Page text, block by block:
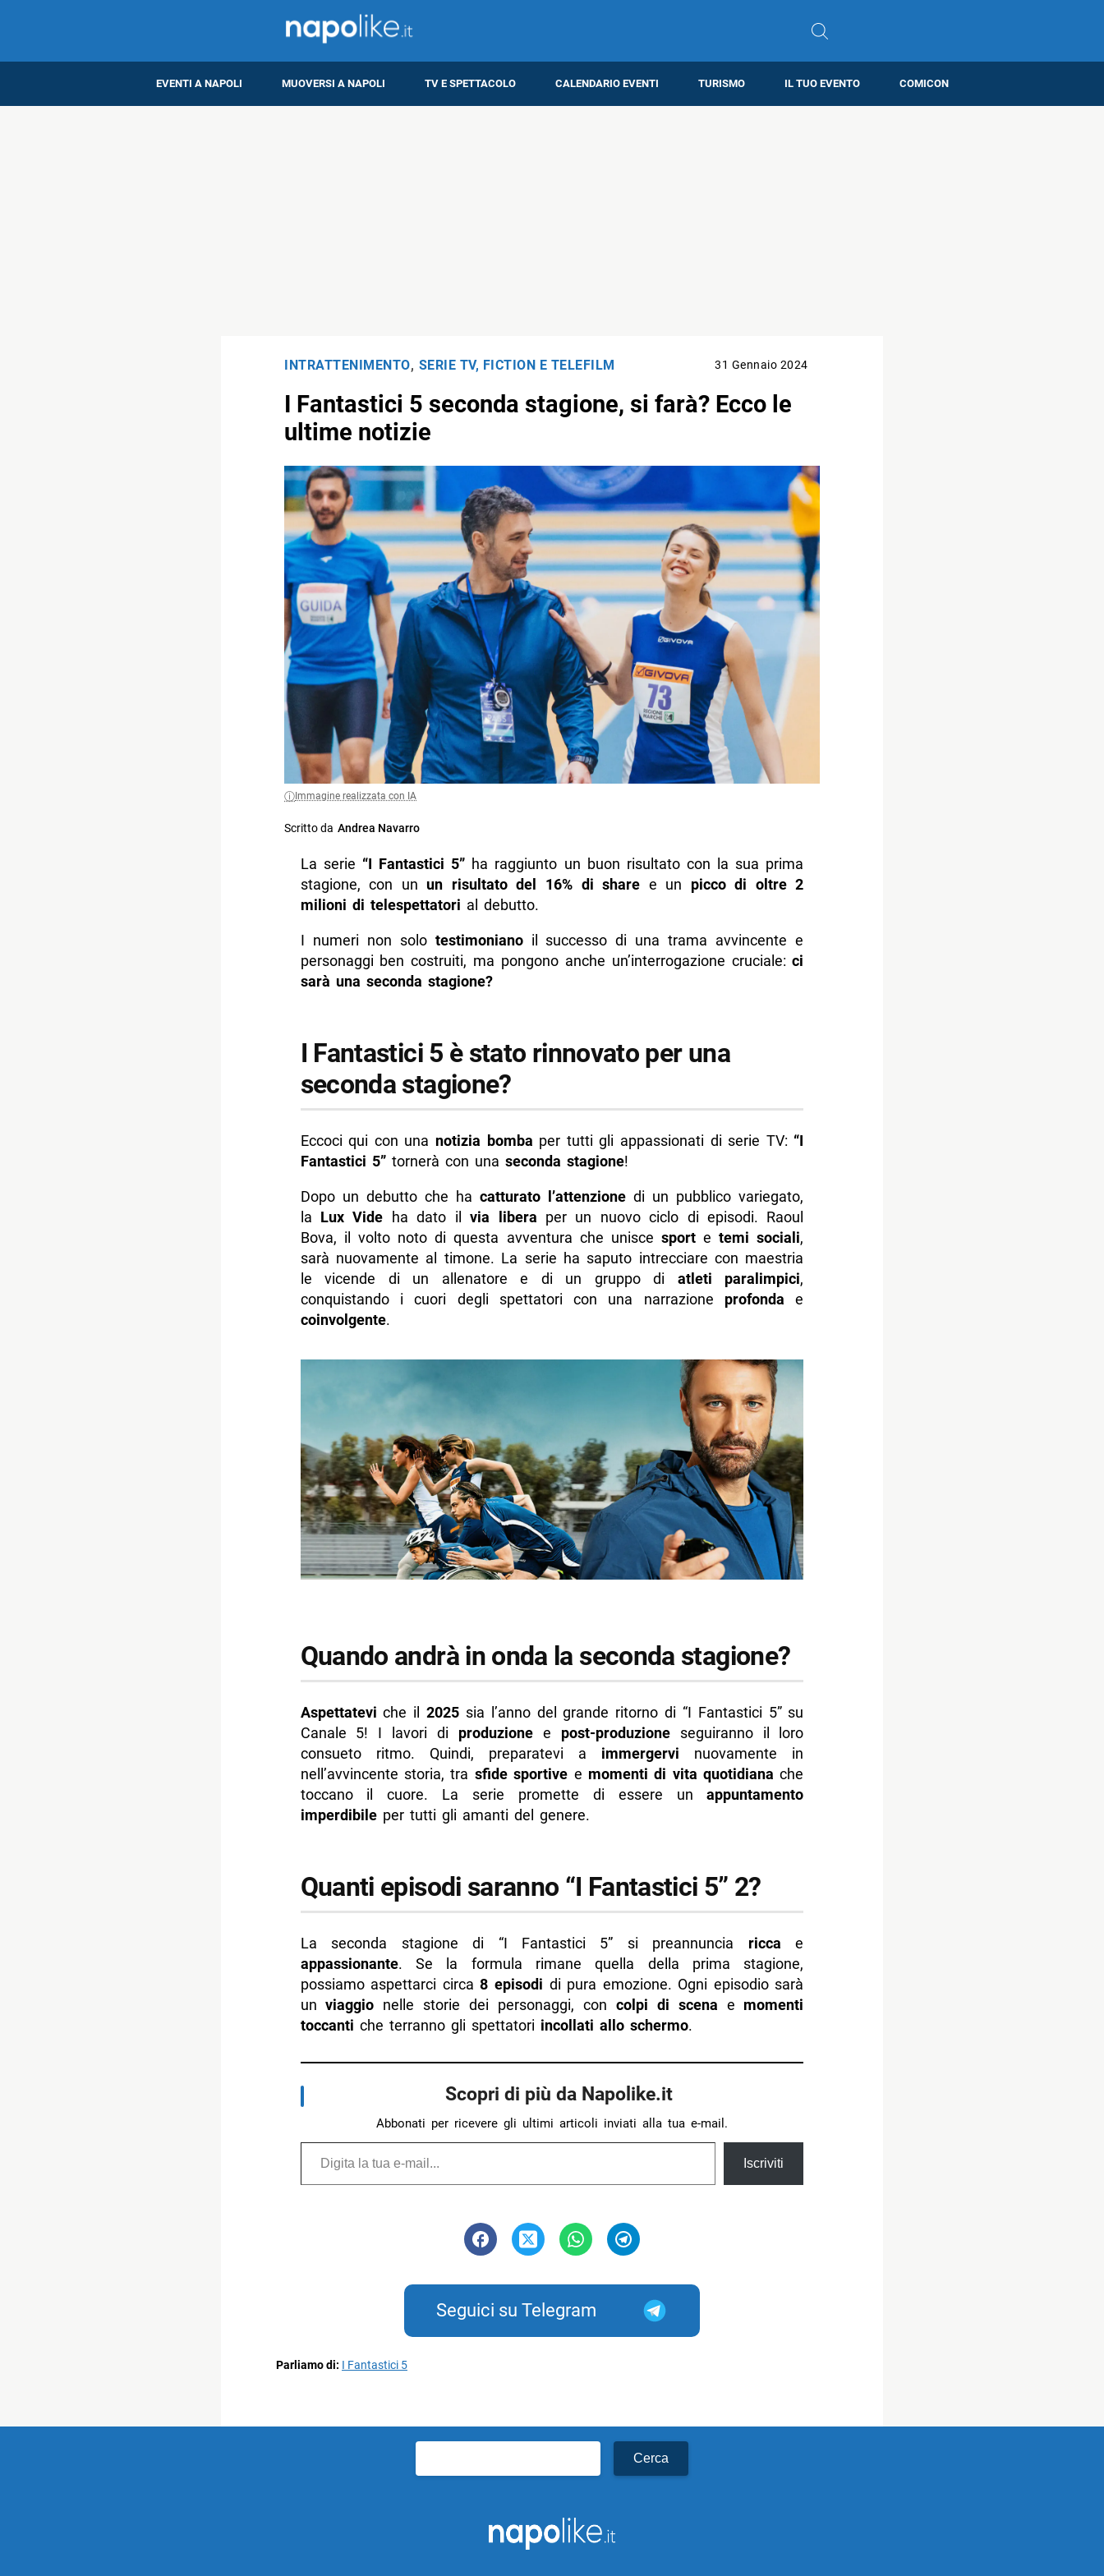
EVENTI A NAPOLI MUOVERSI A NAPOLI TV E SPETTACOLO CALENDARIO EVENTI TURISMO IL TUO EVENTO COMICON
INTRATTENIMENTO, SERIE TV, FICTION E TELEFILM 31 Gennaio 2024
I Fantastici 5 seconda stagione, si farà? Ecco le
ultime notizie
Immagine realizzata con IA
Scritto da Andrea Navarro
La serie “I Fantastici 5” ha raggiunto un buon risultato con la sua prima
stagione, con un un risultato del 16% di share e un picco di oltre 2
milioni di telespettatori al debutto.
I numeri non solo testimonianoil successo di una trama avvincente e
personaggi ben costruiti, ma pongono anche un’interrogazione cruciale:ci
sarà una seconda stagione?
I Fantastici 5 è stato rinnovato per una
seconda stagione?
Eccoci qui con una notizia bomba per tutti gli appassionati di serie TV: “I
Fantastici 5”tornerà con una seconda stagione!
Dopo un debutto che ha catturato l’attenzione di un pubblico variegato,
la Lux Vide ha dato ilvia libera per un nuovo ciclo di episodi. Raoul
Bova, il volto noto di questa avventura che unisce sportetemi sociali,
sarà nuovamente al timone. La serie ha saputo intrecciare con maestria
le vicende di un allenatore e di un gruppo di atleti paralimpici,
conquistando i cuori degli spettatori con una narrazione profonda e
coinvolgente.
Quando andrà in onda la seconda stagione?
Aspettatevi che il2025 sia l’anno del grande ritorno di “I Fantastici 5” su
Canale 5! I lavori di produzione e post-produzioneseguiranno il loro
consueto ritmo. Quindi, preparatevi a immergervi nuovamente in
nell’avvincente storia, tra sfide sportive e momenti di vita quotidiana che
toccano il cuore. La serie promette di essere unappuntamento
imperdibileper tutti gli amanti del genere.
Quanti episodi saranno “I Fantastici 5” 2?
La seconda stagione di “I Fantastici 5” si preannuncia ricca e
appassionante. Se la formula rimane quella della prima stagione,
possiamo aspettarci circa8 episodi di pura emozione. Ogni episodio sarà
unviaggio nelle storie dei personaggi, con colpi di scena e momenti
toccanti che terranno gli spettatori incollati allo schermo.
Scopri di più da Napolike.it
Abbonati per ricevere gli ultimi articoli inviati alla tua e-mail.
Digita la tua e-mail...
Iscriviti
Seguici su Telegram
Parliamo di: I Fantastici 5
per: